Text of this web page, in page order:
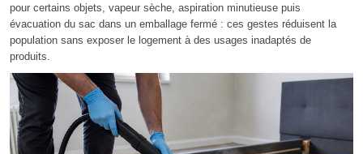
pour certains objets, vapeur sèche, aspiration minutieuse puis
évacuation du sac dans un emballage fermé : ces gestes réduisent la
population sans exposer le logement à des usages inadaptés de
produits.